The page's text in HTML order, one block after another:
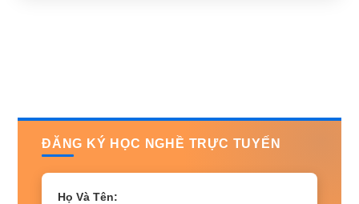
ĐĂNG KÝ HỌC NGHỀ TRỰC TUYẾN
Họ Và Tên: